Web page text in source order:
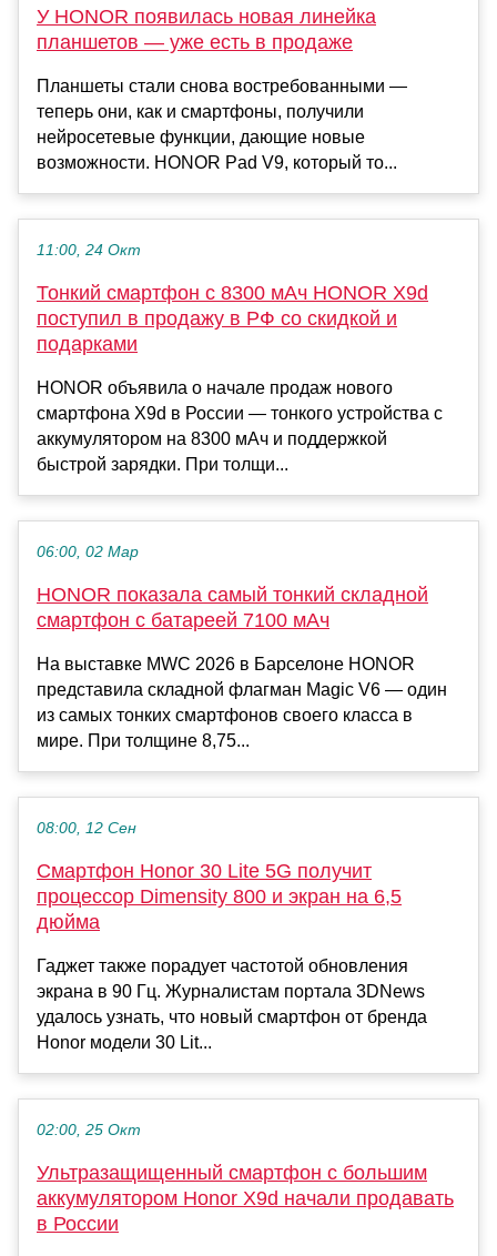
У HONOR появилась новая линейка
планшетов — уже есть в продаже
Планшеты стали снова востребованными —
теперь они, как и смартфоны, получили
нейросетевые функции, дающие новые
возможности. HONOR Pad V9, который то...
11:00, 24 Окт
Тонкий смартфон с 8300 мАч HONOR X9d
поступил в продажу в РФ со скидкой и
подарками
HONOR объявила о начале продаж нового
смартфона X9d в России — тонкого устройства с
аккумулятором на 8300 мАч и поддержкой
быстрой зарядки. При толщи...
06:00, 02 Мар
HONOR показала самый тонкий складной
смартфон с батареей 7100 мАч
На выставке MWC 2026 в Барселоне HONOR
представила складной флагман Magic V6 — один
из самых тонких смартфонов своего класса в
мире. При толщине 8,75...
08:00, 12 Сен
Смартфон Honor 30 Lite 5G получит
процессор Dimensity 800 и экран на 6,5
дюйма
Гаджет также порадует частотой обновления
экрана в 90 Гц. Журналистам портала 3DNews
удалось узнать, что новый смартфон от бренда
Honor модели 30 Lit...
02:00, 25 Окт
Ультразащищенный смартфон с большим
аккумулятором Honor X9d начали продавать
в России